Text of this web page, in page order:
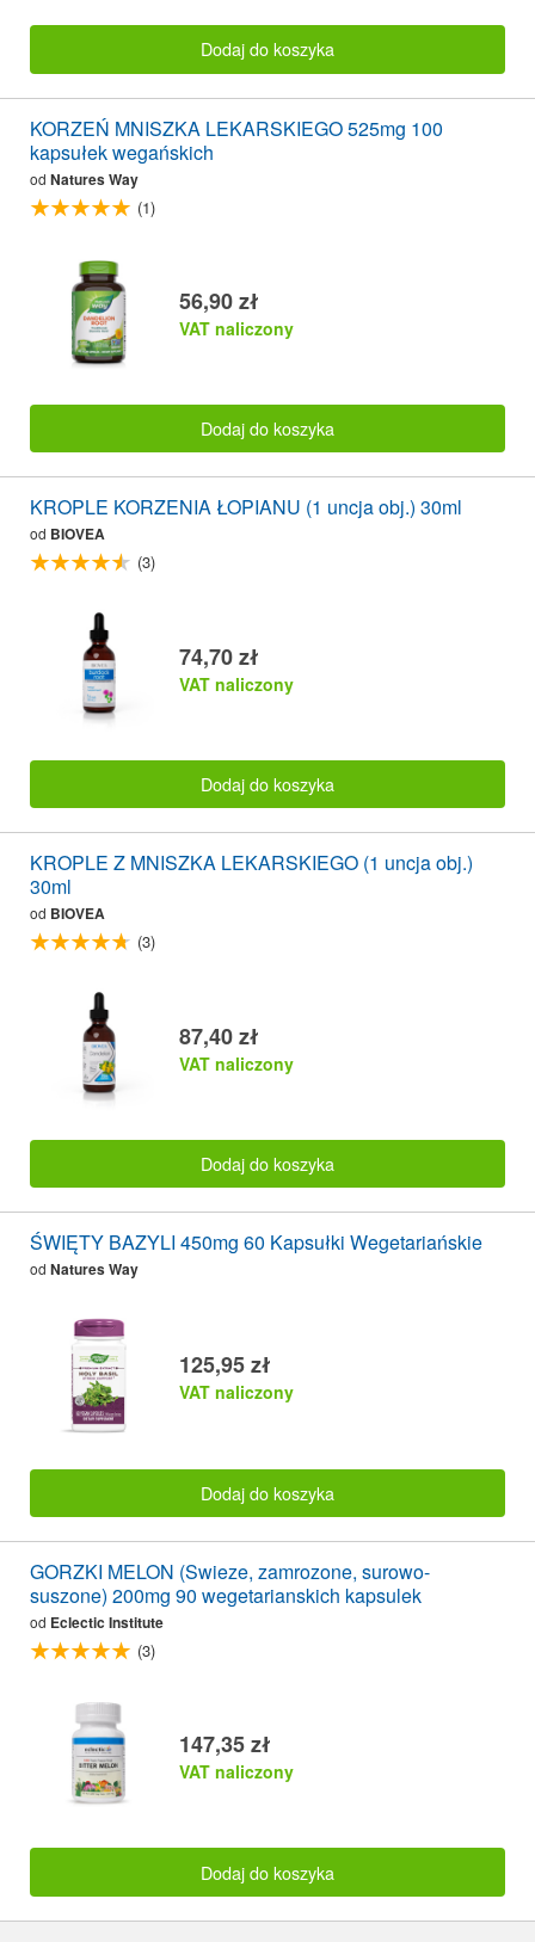
Dodaj do koszyka
KORZEŃ MNISZKA LEKARSKIEGO 525mg 100
kapsułek wegańskich
od Natures Way
(1)
56,90 zł
VAT naliczony
Dodaj do koszyka
KROPLE KORZENIA ŁOPIANU (1 uncja obj.) 30ml
od BIOVEA
(3)
74,70 zł
VAT naliczony
Dodaj do koszyka
KROPLE Z MNISZKA LEKARSKIEGO (1 uncja obj.)
30ml
od BIOVEA
(3)
87,40 zł
VAT naliczony
Dodaj do koszyka
ŚWIĘTY BAZYLI 450mg 60 Kapsułki Wegetariańskie
od Natures Way
125,95 zł
VAT naliczony
Dodaj do koszyka
GORZKI MELON (Swieze, zamrozone, surowo-
suszone) 200mg 90 wegetarianskich kapsulek
od Eclectic Institute
(3)
147,35 zł
VAT naliczony
Dodaj do koszyka